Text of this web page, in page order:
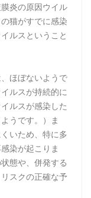
炎の原因ウイル
猫がすでに感染
ルスということ
ほぼないようで
ルスが持続的に
ルスが感染した
うです。）ま
いため、特に多
染が起こりま
態や、併発する
スクの正確な予